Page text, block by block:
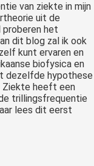
van ziekte in mijn
uit de
proberen het
dit blog zal ik ook
kunt ervaren en
biofysica en
dezelfde hypothese
Ziekte heeft een
trillingsfrequentie
lees dit eerst